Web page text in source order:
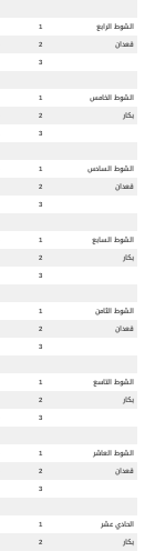
الشوط الرابع 1
قعدان
2
3
الشوط الخامس 1
بكار
2
3
الشوط السادس 1
قعدان
2
3
الشوط السابع 1
بكار
2
3
الشوط الثامن 1
قعدان
2
3
الشوط التاسع 1
بكار
2
3
الشوط العاشر 1
قعدان
2
3
الحادي عشر 1
بكار
2